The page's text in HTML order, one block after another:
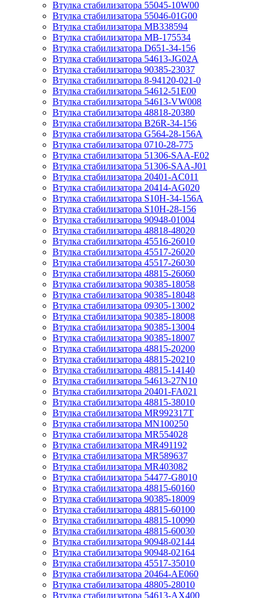
Втулка стабилизатора 55045-10W00
Втулка стабилизатора 55046-01G00
Втулка стабилизатора MB338594
Втулка стабилизатора MB-175534
Втулка стабилизатора D651-34-156
Втулка стабилизатора 54613-JG02A
Втулка стабилизатора 90385-23037
Втулка стабилизатора 8-94120-021-0
Втулка стабилизатора 54612-51E00
Втулка стабилизатора 54613-VW008
Втулка стабилизатора 48818-20380
Втулка стабилизатора B26R-34-156
Втулка стабилизатора G564-28-156A
Втулка стабилизатора 0710-28-775
Втулка стабилизатора 51306-SAA-E02
Втулка стабилизатора 51306-SAA-J01
Втулка стабилизатора 20401-AC011
Втулка стабилизатора 20414-AG020
Втулка стабилизатора S10H-34-156A
Втулка стабилизатора S10H-28-156
Втулка стабилизатора 90948-01004
Втулка стабилизатора 48818-48020
Втулка стабилизатора 45516-26010
Втулка стабилизатора 45517-26020
Втулка стабилизатора 45517-26030
Втулка стабилизатора 48815-26060
Втулка стабилизатора 90385-18058
Втулка стабилизатора 90385-18048
Втулка стабилизатора 09305-13002
Втулка стабилизатора 90385-18008
Втулка стабилизатора 90385-13004
Втулка стабилизатора 90385-18007
Втулка стабилизатора 48815-20200
Втулка стабилизатора 48815-20210
Втулка стабилизатора 48815-14140
Втулка стабилизатора 54613-27N10
Втулка стабилизатора 20401-FA021
Втулка стабилизатора 48815-38010
Втулка стабилизатора MR992317T
Втулка стабилизатора MN100250
Втулка стабилизатора MR554028
Втулка стабилизатора MR491192
Втулка стабилизатора MR589637
Втулка стабилизатора MR403082
Втулка стабилизатора 54477-G8010
Втулка стабилизатора 48815-60160
Втулка стабилизатора 90385-18009
Втулка стабилизатора 48815-60100
Втулка стабилизатора 48815-10090
Втулка стабилизатора 48815-60030
Втулка стабилизатора 90948-02144
Втулка стабилизатора 90948-02164
Втулка стабилизатора 45517-35010
Втулка стабилизатора 20464-AE060
Втулка стабилизатора 48805-28010
Втулка стабилизатора 54613-AX400